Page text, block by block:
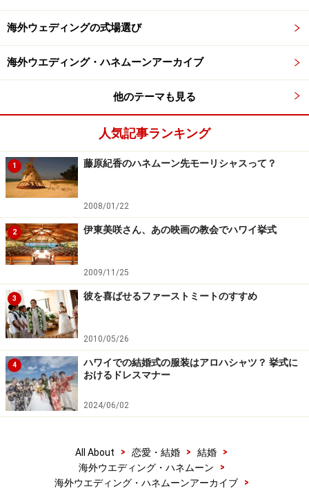
海外ウェディングの式場選び
海外ウエディング・ハネムーンアーカイブ
他のテーマも見る
人気記事ランキング
1 藤原紀香のハネムーン先モーリシャスって？
2008/01/22
2 伊東美咲さん、あの映画の教会でハワイ挙式
2009/11/25
3 彼を喜ばせるファーストミートのすすめ
2010/05/26
4
ハワイでの結婚式の服装はアロハシャツ？ 挙式に
おけるドレスマナー
2024/06/02
All About > 恋愛・結婚 > 結婚
>
海外ウエディング・ハネムーン
>
海外ウエディング・ハネムーンアーカイブ
>